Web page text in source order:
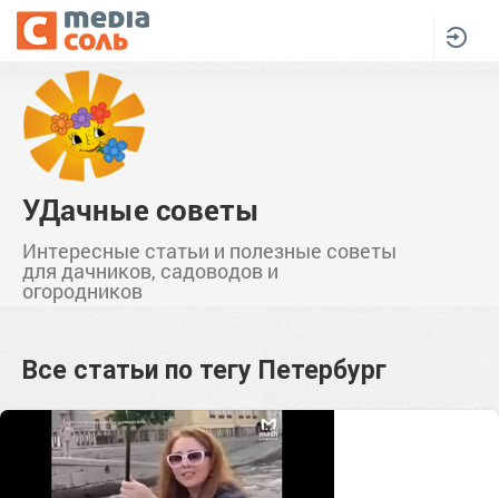
УДачные советы
Интересные статьи и полезные советы
для дачников, садоводов и
огородников
Все статьи по тегу Петербург